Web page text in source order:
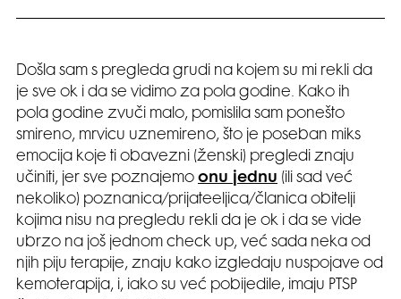
Došla sam s pregleda grudi na kojem su mi rekli da
je sve ok i da se vidimo za pola godine. Kako ih
pola godine zvuči malo, pomislila sam ponešto
smireno, mrvicu uznemireno, što je poseban miks
emocija koje ti obavezni (ženski) pregledi znaju
učiniti, jer sve poznajemo onu jednu (ili sad već
nekoliko) poznanica/prijateeljica/članica obitelji
kojima nisu na pregledu rekli da je ok i da se vide
ubrzo na još jednom check up, već sada neka od
njih piju terapije, znaju kako izgledaju nuspojave od
kemoterapija, i, iako su već pobijedile, imaju PTSP